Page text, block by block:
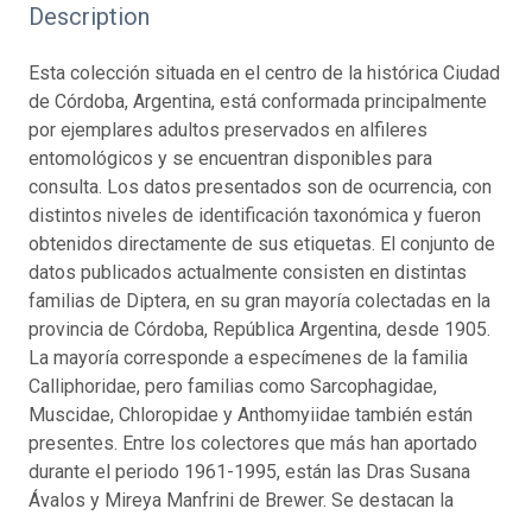
Description
Esta colección situada en el centro de la histórica Ciudad
de Córdoba, Argentina, está conformada principalmente
por ejemplares adultos preservados en alfileres
entomológicos y se encuentran disponibles para
consulta. Los datos presentados son de ocurrencia, con
distintos niveles de identificación taxonómica y fueron
obtenidos directamente de sus etiquetas. El conjunto de
datos publicados actualmente consisten en distintas
familias de Diptera, en su gran mayoría colectadas en la
provincia de Córdoba, República Argentina, desde 1905.
La mayoría corresponde a especímenes de la familia
Calliphoridae, pero familias como Sarcophagidae,
Muscidae, Chloropidae y Anthomyiidae también están
presentes. Entre los colectores que más han aportado
durante el periodo 1961-1995, están las Dras Susana
Ávalos y Mireya Manfrini de Brewer. Se destacan la